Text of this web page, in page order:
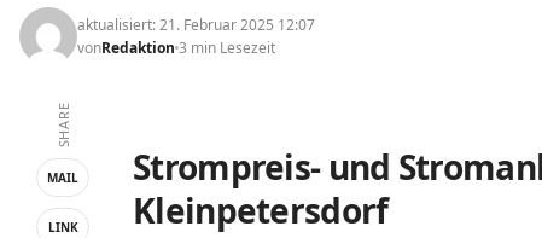
aktualisiert: 21. Februar 2025 12:07
vonRedaktion 3 min Lesezeit
SHARE
MAIL
LINK
Strompreis- und
Kleinpetersdorf